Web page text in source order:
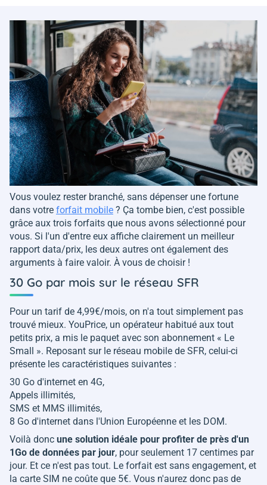
Vous voulez rester branché, sans dépenser une fortune
dans votre forfait mobile ? Ça tombe bien, c'est possible
grâce aux trois forfaits que nous avons sélectionné pour
vous. Si l'un d'entre eux affiche clairement un meilleur
rapport data/prix, les deux autres ont également des
arguments à faire valoir. À vous de choisir !
30 Go par mois sur le réseau SFR
Pour un tarif de 4,99€/mois, on n'a tout simplement pas
trouvé mieux. YouPrice, un opérateur habitué aux tout
petits prix, a mis le paquet avec son abonnement « Le
Small ». Reposant sur le réseau mobile de SFR, celui-ci
présente les caractéristiques suivantes :
30 Go d'internet en 4G,
Appels illimités,
SMS et MMS illimités,
8 Go d'internet dans l'Union Européenne et les DOM.
Voilà donc une solution idéale pour profiter de près d'un
1Go de données par jour, pour seulement 17 centimes par
jour. Et ce n'est pas tout. Le forfait est sans engagement, et
la carte SIM ne coûte que 5€. Vous n'aurez donc pas de